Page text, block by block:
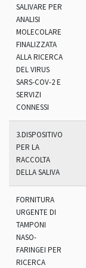
SALIVARE PER
ANALISI
MOLECOLARE
FINALIZZATA
ALLA RICERCA
DEL VIRUS
SARS-COV-2 E
SERVIZI
CONNESSI
3.DISPOSITIVO
PER LA
RACCOLTA
DELLA SALIVA
FORNITURA
URGENTE DI
TAMPONI
NASO-
FARINGEI PER
RICERCA